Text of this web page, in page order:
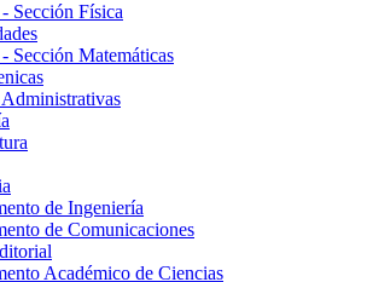
Sección Física
Sección Matemáticas
de Ingeniería
de Comunicaciones
Académico de Ciencias